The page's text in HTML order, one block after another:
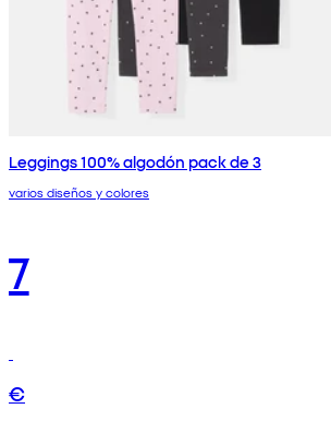
Leggings 100% algodón pack de 3
varios diseños y colores
7
€